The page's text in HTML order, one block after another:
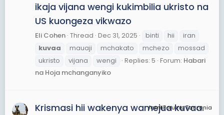
ikaja vijana wengi kukimbilia ukristo na
US kuongeza vikwazo
Eli Cohen Thread Dec 31, 2025 binti hii
iran
kuvaa
mauaji mchakato mchezo
mossad
ukristo
vijana wengi Replies: 5 Forum: Habari
na Hoja mchanganyiko
JamiiForums Tanzania
Krismasi hii wakenya wamejua kuvaa.